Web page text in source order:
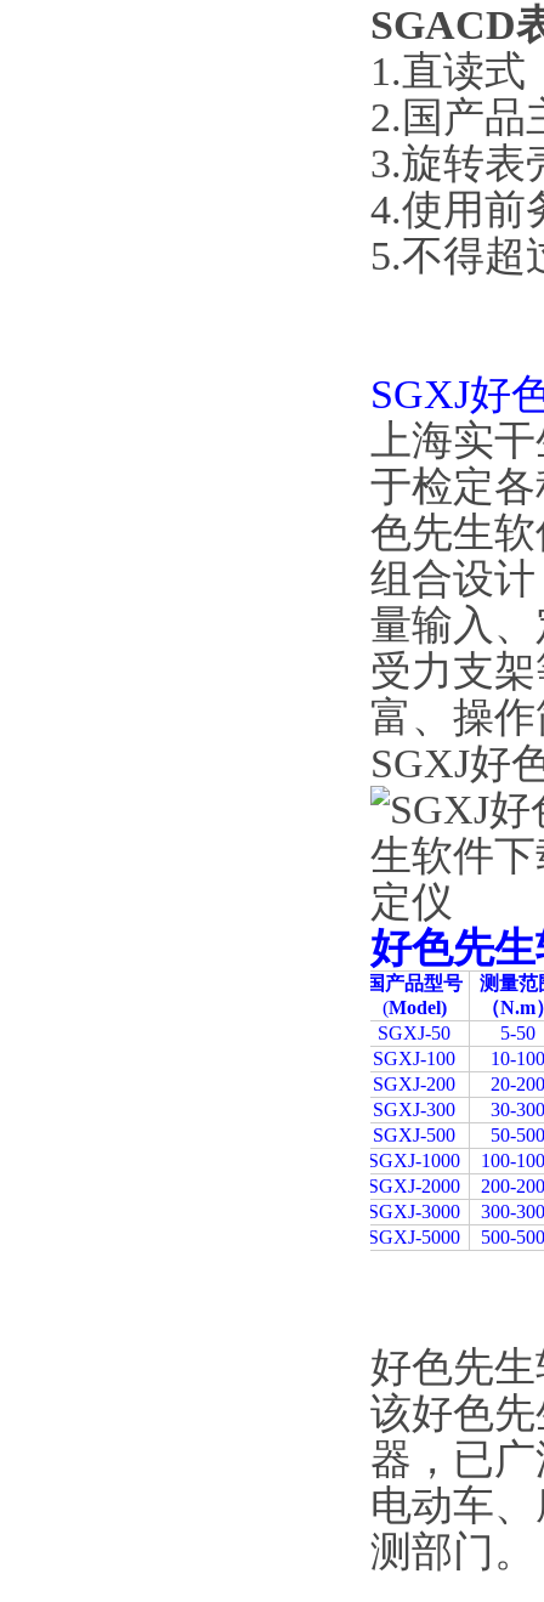
SGACD
1.直读式
2.国产品主
3.旋转表
4.使用前
5.不得超
SGXJ好
上海实
于检定各
色先生
组合设计
量输入
受力支架
富、操作
SGXJ好
好色先
国产品型号
(Model)
测量范
（N.m
SGXJ-50
5-50
SGXJ-100
10-
SGXJ-200
20-
SGXJ-300
30-
SGXJ-500
50-
SGXJ-1000
100-
SGXJ-2000
200-
SGXJ-3000
300-
SGXJ-5000
500-
好色先
该好色
器，已广
电动车
测部门。